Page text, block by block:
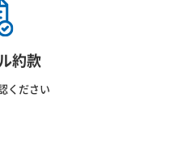
約款
ください